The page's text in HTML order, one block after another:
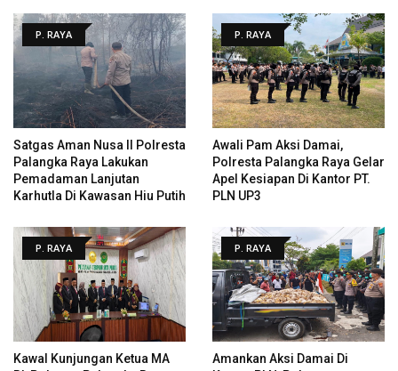
P. RAYA
Satgas Aman Nusa II Polresta
Palangka Raya Lakukan
Pemadaman Lanjutan
Karhutla Di Kawasan Hiu Putih
P. RAYA
Awali Pam Aksi Damai,
Polresta Palangka Raya Gelar
Apel Kesiapan Di Kantor PT.
PLN UP3
P. RAYA
Kawal Kunjungan Ketua MA
P. RAYA
Amankan Aksi Damai Di